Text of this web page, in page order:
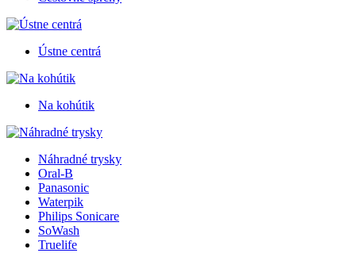
Ústne centrá
Na kohútik
Náhradné trysky
Oral-B
Panasonic
Waterpik
Philips Sonicare
SoWash
Truelife